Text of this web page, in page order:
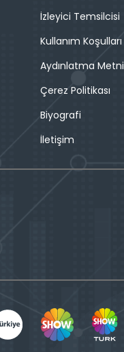
İzleyici Temsilcisi
Kullanım Koşulları
Aydınlatma Metni
Çerez Politikası
Biyografi
İletişim